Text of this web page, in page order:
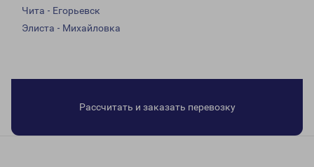
Чита - Егорьевск
Элиста - Михайловка
Рассчитать и заказать перевозку